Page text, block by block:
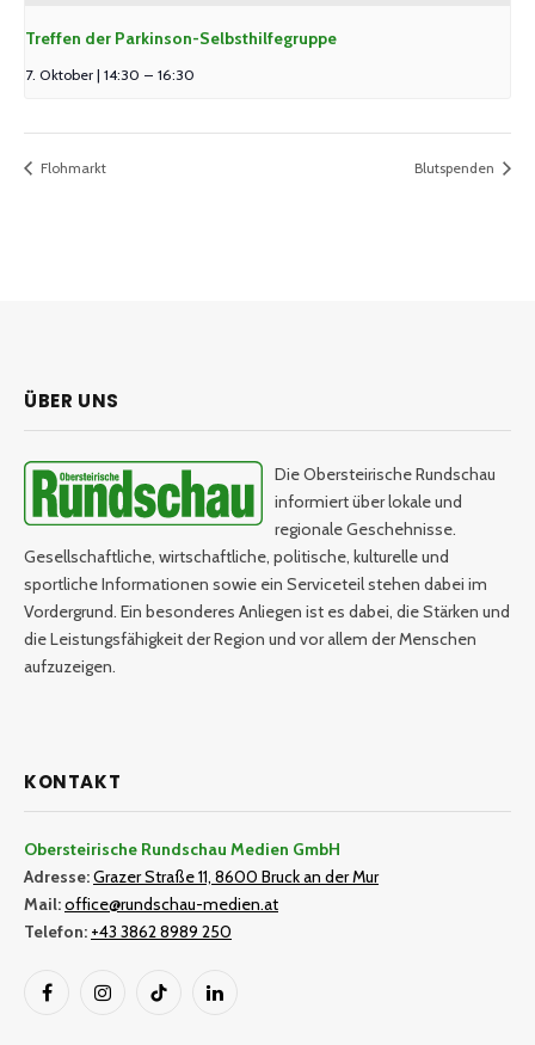
Treffen der Parkinson-Selbsthilfegruppe
7. Oktober | 14:30 – 16:30
Flohmarkt Blutspenden
ÜBER UNS
Die Obersteirische Rundschau
informiert über lokale und
regionale Geschehnisse.
Gesellschaftliche, wirtschaftliche, politische, kulturelle und
sportliche Informationen sowie ein Serviceteil stehen dabei im
Vordergrund. Ein besonderes Anliegen ist es dabei, die Stärken und
die Leistungsfähigkeit der Region und vor allem der Menschen
aufzuzeigen.
KONTAKT
Obersteirische Rundschau Medien GmbH
Adresse:Grazer Straße 11, 8600 Bruck an der Mur
Mail:office@rundschau-medien.at
Telefon: +43 3862 8989 250
FacebookInstagramTikTok LinkedIn